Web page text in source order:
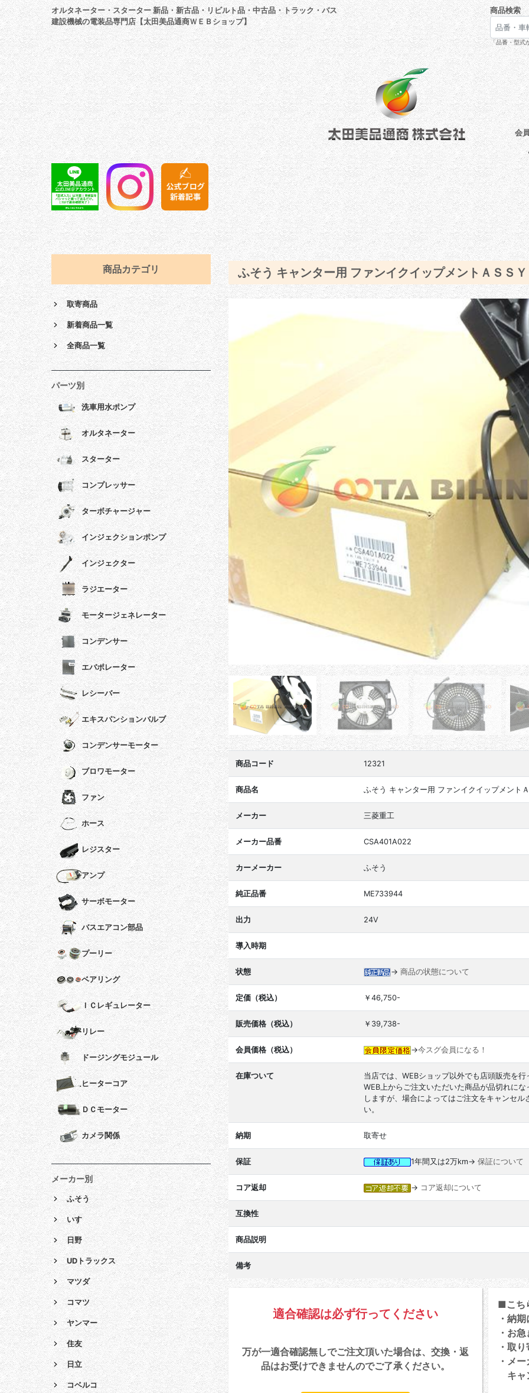
オルタネーター・スターター 新品・新古品・リビルト品・中古品・トラック・バス
建設機械の電装品専門店【太田美品通商ＷＥＢショップ】
商品検索
「品番・型式
会
ふそう キャンター用 ファンイクイップメントＡＳＳＹ
商品コード 12321
商品名 ふそう キャンター用 ファンイクイップメント
メーカー 三菱重工
メーカー品番 CSA401A022
カーメーカー ふそう
純正品番 ME733944
出力 24V
導入時期
状態 → 商品の状態について
定価（税込） ￥46,750-
販売価格（税込） ￥39,738-
会員価格（税込） →今スグ会員になる！
在庫ついて
当店では、WEBショップ以外でも店頭販売を
WEB上からご注文いただいた商品が品切れに
しますが、場合によってはご注文をキャンセ
い。
納期 取寄せ
保証 1年間又は2万km→ 保証について
コア返却 → コア返却について
互換性
商品説明
備考
適合確認は必ず行ってください
万が一適合確認無しでご注文頂いた場合は、交換・返
品はお受けできませんのでご了承ください。
■こち
・納
・お
・取
・メ
キャ
商品カテゴリ
取寄商品
新着商品一覧
全商品一覧
パーツ別
洗車用水ポンプ
オルタネーター
スターター
コンプレッサー
ターボチャージャー
インジェクションポンプ
インジェクター
ラジエーター
モータージェネレーター
コンデンサー
エバポレーター
レシーバー
エキスパンションバルブ
コンデンサーモーター
ブロワモーター
ファン
ホース
レジスター
アンプ
サーボモーター
バスエアコン部品
プーリー
ベアリング
ＩＣレギュレーター
リレー
ドージングモジュール
ヒーターコア
ＤＣモーター
カメラ関係
メーカー別
ふそう
いすゞ
日野
UDトラックス
マツダ
コマツ
ヤンマー
住友
日立
コベルコ